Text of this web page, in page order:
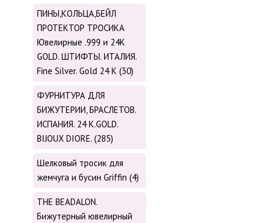
ПИНЫ,КОЛЬЦА,БЕЙЛ
ПРОТЕКТОР ТРОСИКА
Ювелирные .999 и 24К
GOLD. ШТИФТЫ. ИТАЛИЯ.
Fine Silver. Gold 24 K (30)
ФУРНИТУРА ДЛЯ
БИЖУТЕРИИ, БРАСЛЕТОВ.
ИСПАНИЯ. 24 K.GOLD.
BIJOUX DIORE. (285)
Шелковый тросик для
жемчуга и бусин Griffin (4)
THE BEADALON.
Бижутерный ювелирный